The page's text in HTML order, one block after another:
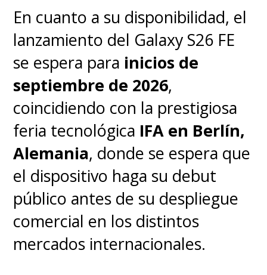
En cuanto a su disponibilidad, el
lanzamiento del Galaxy S26 FE
se espera para inicios de
septiembre de 2026,
coincidiendo con la prestigiosa
feria tecnológica IFA en Berlín,
Alemania, donde se espera que
el dispositivo haga su debut
público antes de su despliegue
comercial en los distintos
mercados internacionales.